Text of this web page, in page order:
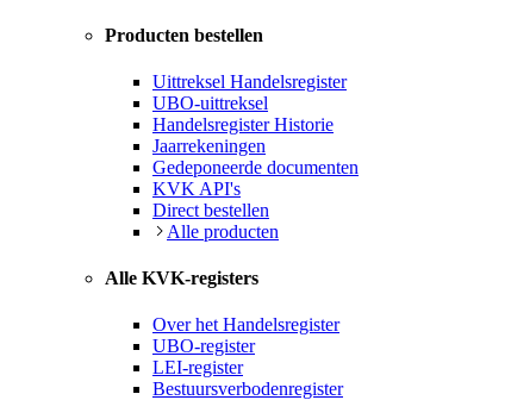
Producten bestellen
Uittreksel Handelsregister
UBO-uittreksel
Handelsregister Historie
Jaarrekeningen
Gedeponeerde documenten
KVK API's
Direct bestellen
Alle producten
Alle KVK-registers
Over het Handelsregister
UBO-register
LEI-register
Bestuursverbodenregister